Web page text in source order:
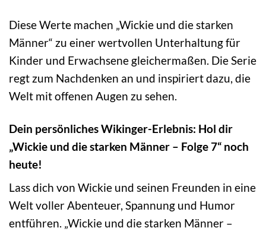
Diese Werte machen „Wickie und die starken
Männer“ zu einer wertvollen Unterhaltung für
Kinder und Erwachsene gleichermaßen. Die Serie
regt zum Nachdenken an und inspiriert dazu, die
Welt mit offenen Augen zu sehen.
Dein persönliches Wikinger-Erlebnis: Hol dir
„Wickie und die starken Männer – Folge 7“ noch
heute!
Lass dich von Wickie und seinen Freunden in eine
Welt voller Abenteuer, Spannung und Humor
entführen. „Wickie und die starken Männer –